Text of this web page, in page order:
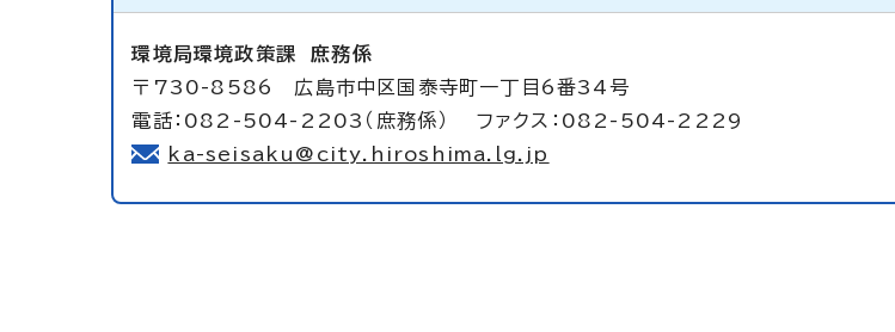
環境局環境政策課庶務係
〒730-8586 広島市中区国泰寺町一丁目6番34号
電話：082-504-2203（庶務係） ファクス：082-504-2229
ka-seisaku@city.hiroshima.lg.jp